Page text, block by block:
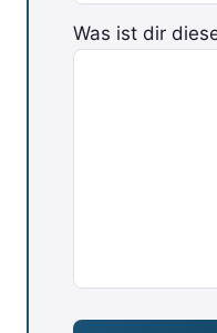
Bitte lasse
Was ist dir